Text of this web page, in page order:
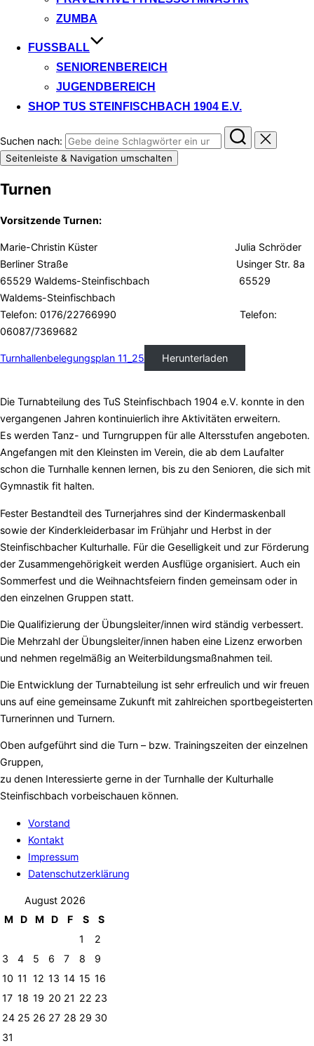
ZUMBA
FUSSBALL
SENIORENBEREICH
JUGENDBEREICH
SHOP TUS STEINFISCHBACH 1904 E.V.
Suchen nach:
Seitenleiste & Navigation umschalten
Turnen
Vorsitzende Turnen:
Marie-Christin Küster Julia Schröder
Berliner Straße Usinger Str. 8a
65529 Waldems-Steinfischbach 65529
Waldems-Steinfischbach
Telefon: 0176/22766990 Telefon:
06087/7369682
Turnhallenbelegungsplan 11_25 Herunterladen
Die Turnabteilung des TuS Steinfischbach 1904 e.V. konnte in den
vergangenen Jahren kontinuierlich ihre Aktivitäten erweitern.
Es werden Tanz- und Turngruppen für alle Altersstufen angeboten.
Angefangen mit den Kleinsten im Verein, die ab dem Laufalter
schon die Turnhalle kennen lernen, bis zu den Senioren, die sich mit
Gymnastik fit halten.
Fester Bestandteil des Turnerjahres sind der Kindermaskenball
sowie der Kinderkleiderbasar im Frühjahr und Herbst in der
Steinfischbacher Kulturhalle. Für die Geselligkeit und zur Förderung
der Zusammengehörigkeit werden Ausflüge organisiert. Auch ein
Sommerfest und die Weihnachtsfeiern finden gemeinsam oder in
den einzelnen Gruppen statt.
Die Qualifizierung der Übungsleiter/innen wird ständig verbessert.
Die Mehrzahl der Übungsleiter/innen haben eine Lizenz erworben
und nehmen regelmäßig an Weiterbildungsmaßnahmen teil.
Die Entwicklung der Turnabteilung ist sehr erfreulich und wir freuen
uns auf eine gemeinsame Zukunft mit zahlreichen sportbegeisterten
Turnerinnen und Turnern.
Oben aufgeführt sind die Turn – bzw. Trainingszeiten der einzelnen
Gruppen,
zu denen Interessierte gerne in der Turnhalle der Kulturhalle
Steinfischbach vorbeischauen können.
Vorstand
Kontakt
Impressum
Datenschutzerklärung
August 2026
M
D M D F S
S
1
2
3
4 5 6 7 8
9
10 11 12 13 14 15 16
17 18 19 20 21 22 23
24 25 26 27 28 29 30
31